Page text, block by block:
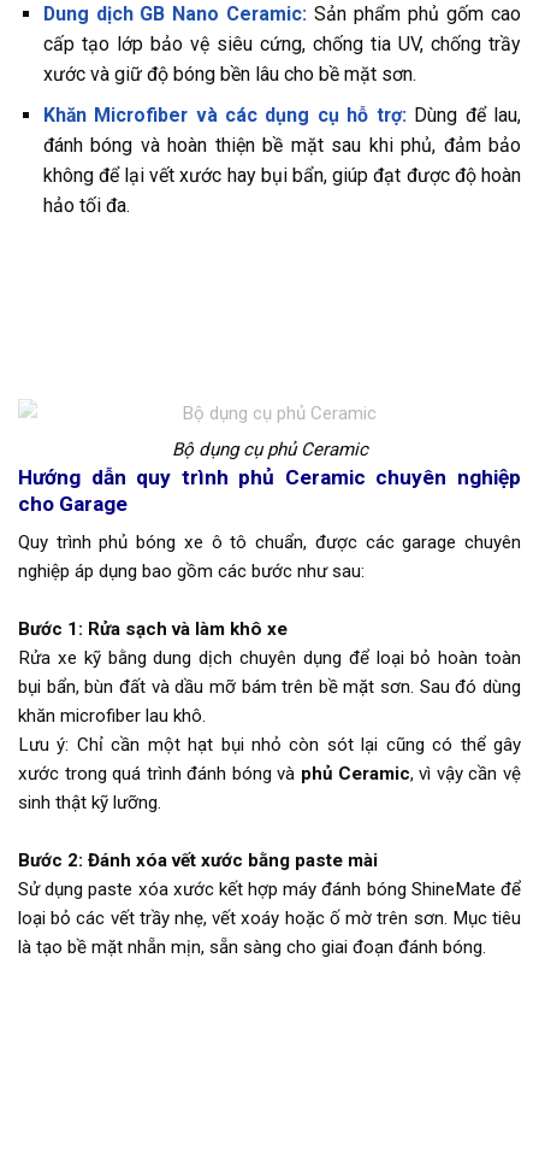
Dung dịch GB Nano Ceramic: Sản phẩm phủ gốm cao
cấp tạo lớp bảo vệ siêu cứng, chống tia UV, chống trầy
xước và giữ độ bóng bền lâu cho bề mặt sơn.
Khăn Microfiber và các dụng cụ hỗ trợ: Dùng để lau,
đánh bóng và hoàn thiện bề mặt sau khi phủ, đảm bảo
không để lại vết xước hay bụi bẩn, giúp đạt được độ hoàn
hảo tối đa.
Bộ dụng cụ phủ Ceramic
Hướng dẫn quy trình phủ Ceramic chuyên nghiệp
cho Garage
Quy trình phủ bóng xe ô tô chuẩn, được các garage chuyên
nghiệp áp dụng bao gồm các bước như sau:
Bước 1: Rửa sạch và làm khô xe
Rửa xe kỹ bằng dung dịch chuyên dụng để loại bỏ hoàn toàn
bụi bẩn, bùn đất và dầu mỡ bám trên bề mặt sơn. Sau đó dùng
khăn microfiber lau khô.
Lưu ý: Chỉ cần một hạt bụi nhỏ còn sót lại cũng có thể gây
xước trong quá trình đánh bóng và phủ Ceramic, vì vậy cần vệ
sinh thật kỹ lưỡng.
Bước 2: Đánh xóa vết xước bằng paste mài
Sử dụng paste xóa xước kết hợp máy đánh bóng ShineMate để
loại bỏ các vết trầy nhẹ, vết xoáy hoặc ố mờ trên sơn. Mục tiêu
là tạo bề mặt nhẵn mịn, sẵn sàng cho giai đoạn đánh bóng.